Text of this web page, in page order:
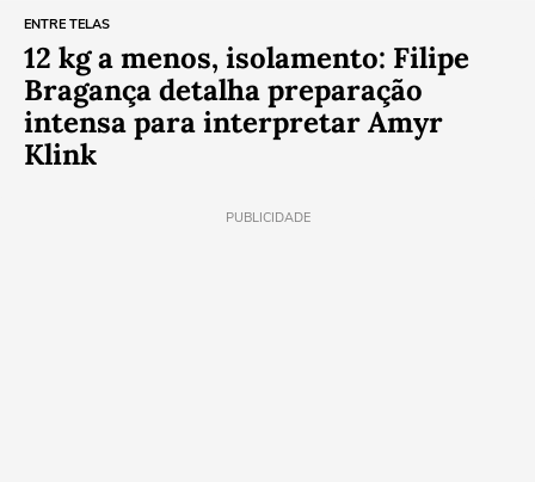
ENTRE TELAS
12 kg a menos, isolamento: Filipe
Bragança detalha preparação
intensa para interpretar Amyr
Klink
PUBLICIDADE